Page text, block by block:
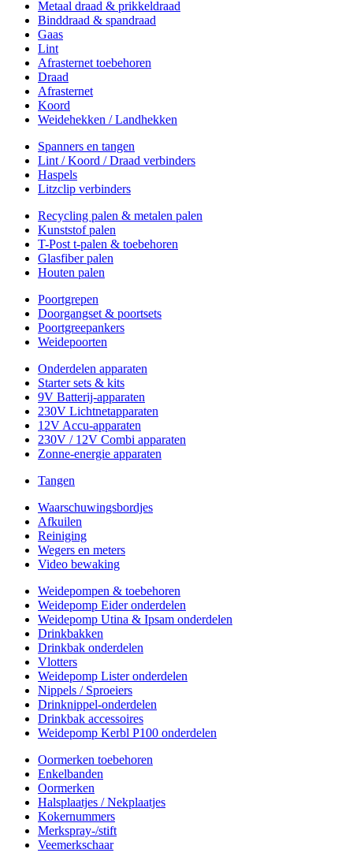
Metaal draad & prikkeldraad
Binddraad & spandraad
Gaas
Lint
Afrasternet toebehoren
Draad
Afrasternet
Koord
Weidehekken / Landhekken
Spanners en tangen
Lint / Koord / Draad verbinders
Haspels
Litzclip verbinders
Recycling palen & metalen palen
Kunststof palen
T-Post t-palen & toebehoren
Glasfiber palen
Houten palen
Poortgrepen
Doorgangset & poortsets
Poortgreepankers
Weidepoorten
Onderdelen apparaten
Starter sets & kits
9V Batterij-apparaten
230V Lichtnetapparaten
12V Accu-apparaten
230V / 12V Combi apparaten
Zonne-energie apparaten
Tangen
Waarschuwingsbordjes
Afkuilen
Reiniging
Wegers en meters
Video bewaking
Weidepompen & toebehoren
Weidepomp Eider onderdelen
Weidepomp Utina & Ipsam onderdelen
Drinkbakken
Drinkbak onderdelen
Vlotters
Weidepomp Lister onderdelen
Nippels / Sproeiers
Drinknippel-onderdelen
Drinkbak accessoires
Weidepomp Kerbl P100 onderdelen
Oormerken toebehoren
Enkelbanden
Oormerken
Halsplaatjes / Nekplaatjes
Kokernummers
Merkspray-/stift
Veemerkschaar